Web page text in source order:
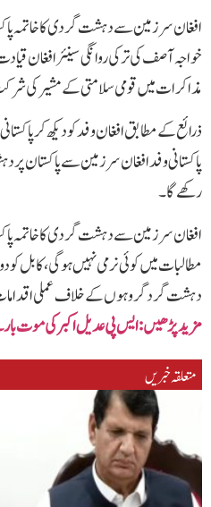
افغان سرزمین سے دہشت گردی کا خاتمہ
خواجہ آصف کی ترکی روانگی سینئر افغان
مذاکرات میں قومی سلامتی کے مشیر کی
ذرائع کے مطابق افغان وفد کو دیکھ کر
پاکستانی وفد افغان سرزمین سے پاکستان
رکھے گا۔
افغان سرزمین سے دہشت گردی کا خاتمہ
مطالبات میں کوئی نرمی نہیں ہوگی،کابل
دہشت گرد گروہوں کے خلاف عملی
مزید پڑھیں: ایس پی عدیل اکبر کی موت
متعلقہ خبریں